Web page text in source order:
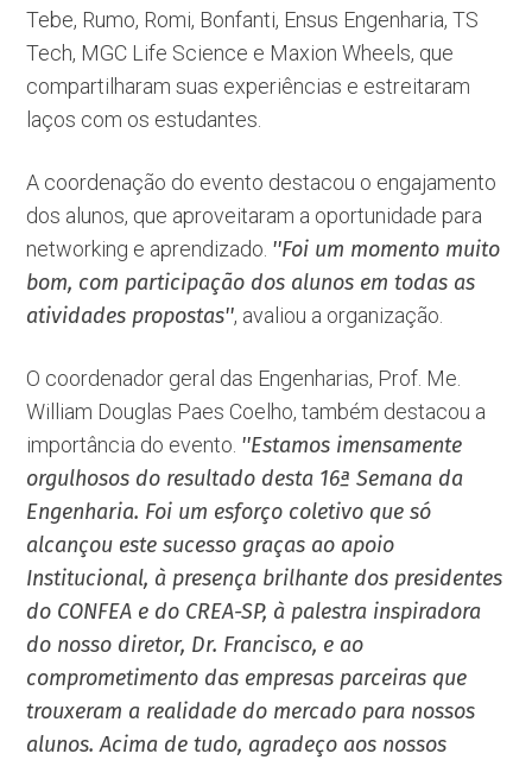
Tebe, Rumo, Romi, Bonfanti, Ensus Engenharia, TS
Tech, MGC Life Science e Maxion Wheels, que
compartilharam suas experiências e estreitaram
laços com os estudantes.
A coordenação do evento destacou o engajamento
dos alunos, que aproveitaram a oportunidade para
networking e aprendizado. ''Foi um momento muito
bom, com participação dos alunos em todas as
atividades propostas'', avaliou a organização.
O coordenador geral das Engenharias, Prof. Me.
William Douglas Paes Coelho, também destacou a
importância do evento. ''Estamos imensamente
orgulhosos do resultado desta 16ª Semana da
Engenharia. Foi um esforço coletivo que só
alcançou este sucesso graças ao apoio
Institucional, à presença brilhante dos presidentes
do CONFEA e do CREA-SP, à palestra inspiradora
do nosso diretor, Dr. Francisco, e ao
comprometimento das empresas parceiras que
trouxeram a realidade do mercado para nossos
alunos. Acima de tudo, agradeço aos nossos